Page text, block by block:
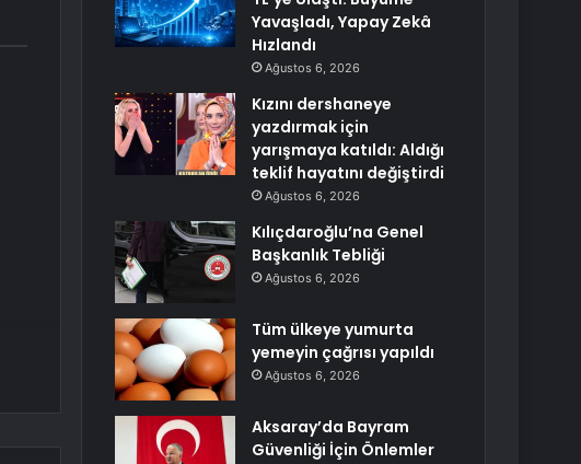
Yavaşladı, Yapay Zekâ
Hızlandı
Ağustos 6, 2026
Kızını dershaneye
yazdırmak için
yarışmaya katıldı: Aldığı
teklif hayatını değiştirdi
Ağustos 6, 2026
Kılıçdaroğlu’na Genel
Başkanlık Tebliği
Ağustos 6, 2026
Tüm ülkeye yumurta
yemeyin çağrısı yapıldı
Ağustos 6, 2026
Aksaray’da Bayram
Güvenliği İçin Önlemler